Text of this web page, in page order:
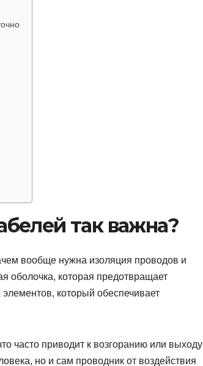
так важна?
вообще нужна изоляция проводов и
оболочка, которая предотвращает
который обеспечивает
часто приводит к возгоранию или выходу
но и сам проводник от воздействия